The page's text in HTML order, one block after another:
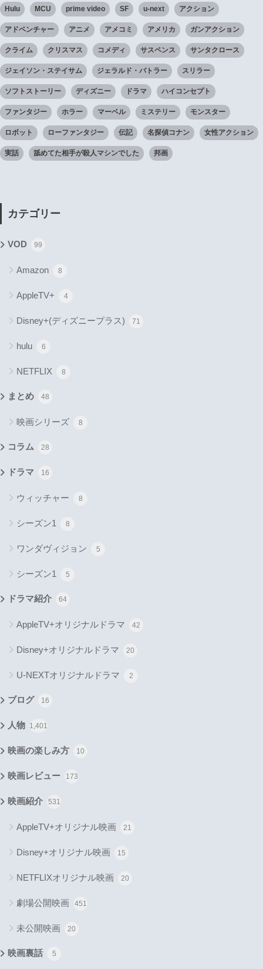
Hulu MCU prime video SF u-next アクション
アドベンチャー アニメ アメコミ アメリカ ガンアクション
クライム クリスマス コメディ サスペンス サンタクロース
ジェイソン・ステイサム ジェラルド・バトラー スリラー
ソフトストーリー ディズニー ドラマ ハイコンセプト
ファンタジー ホラー マーベル ミステリー モンスター
ロボット ローファンタジー 伝記 名探偵コナン 女性アクション
実話 舐めてた相手が殺人マシンでした 邦画
カテゴリー
VOD 99
Amazon 8
AppleTV+ 4
Disney+(ディズニープラス) 71
hulu 6
NETFLIX 8
まとめ 48
映画シリーズ 8
コラム 28
ドラマ 16
ウィッチャー 8
シーズン1 8
ワンダヴィジョン 5
シーズン1 5
ドラマ紹介 64
AppleTV+オリジナルドラマ 42
Disney+オリジナルドラマ 20
U-NEXTオリジナルドラマ 2
ブログ 16
人物 1,401
映画の楽しみ方 10
映画レビュー 173
映画紹介 531
AppleTV+オリジナル映画 21
Disney+オリジナル映画 15
NETFLIXオリジナル映画 20
劇場公開映画 451
未公開映画 20
映画裏話 5